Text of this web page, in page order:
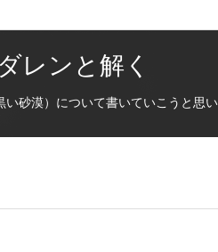
レンと解く
い砂漠）について書いていこうと思